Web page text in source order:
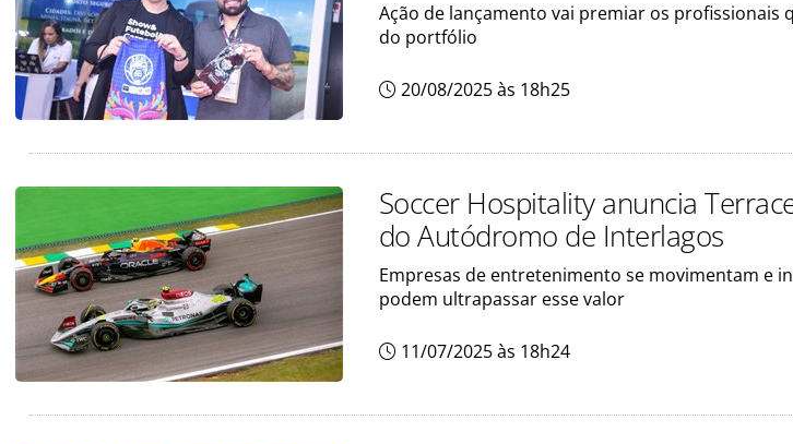
Ação de lançamento vai premiar os profissionais
do portfólio
20/08/2025 às 18h25
Soccer Hospitality anuncia
do Autódromo de Interlagos
Empresas de entretenimento se movimentam e
podem ultrapassar esse valor
11/07/2025 às 18h24